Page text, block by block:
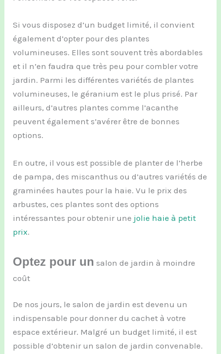
Si vous disposez d’un budget limité, il convient
également d’opter pour des plantes
volumineuses. Elles sont souvent très abordables
et il n’en faudra que très peu pour combler votre
jardin. Parmi les différentes variétés de plantes
volumineuses, le géranium est le plus prisé. Par
ailleurs, d’autres plantes comme l’acanthe
peuvent également s’avérer être de bonnes
options.
En outre, il vous est possible de planter de l’herbe
de pampa, des miscanthus ou d’autres variétés de
graminées hautes pour la haie. Vu le prix des
arbustes, ces plantes sont des options
intéressantes pour obtenir une jolie haieà petit
prix.
Optez pour un salon de jardin à moindre
coût
De nos jours, le salon de jardin est devenu un
indispensable pour donner du cachet à votre
espace extérieur. Malgré un budget limité, il est
possible d’obtenir un salon de jardin convenable.